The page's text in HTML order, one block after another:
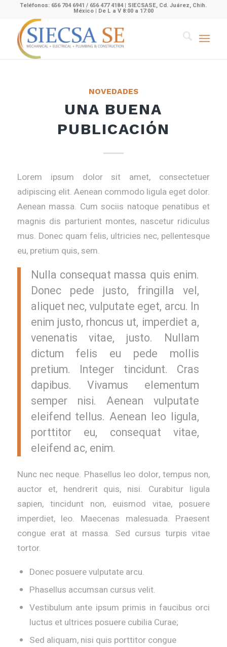
Teléfonos: 656 704 6941 / 656 477 4184 | SIECSASE, Cd. Juárez, Chih.
México | De L a V 8:00 a 17:00
NOVEDADES
UNA BUENA
PUBLICACIÓN
Lorem ipsum dolor sit amet, consectetuer
adipiscing elit. Aenean commodo ligula eget dolor.
Aenean massa. Cum sociis natoque penatibus et
magnis dis parturient montes, nascetur ridiculus
mus. Donec quam felis, ultricies nec, pellentesque
eu, pretium quis, sem.
Nulla consequat massa quis enim.
Donec pede justo, fringilla vel,
aliquet nec, vulputate eget, arcu. In
enim justo, rhoncus ut, imperdiet a,
venenatis vitae, justo. Nullam
dictum felis eu pede mollis
pretium. Integer tincidunt. Cras
dapibus. Vivamus elementum
semper nisi. Aenean vulputate
eleifend tellus. Aenean leo ligula,
porttitor eu, consequat vitae,
eleifend ac, enim.
Nunc nec neque. Phasellus leo dolor, tempus non,
auctor et, hendrerit quis, nisi. Curabitur ligula
sapien, tincidunt non, euismod vitae, posuere
imperdiet, leo. Maecenas malesuada. Praesent
congue erat at massa. Sed cursus turpis vitae
tortor.
Donec posuere vulputate arcu.
Phasellus accumsan cursus velit.
Vestibulum ante ipsum primis in faucibus orci
luctus et ultrices posuere cubilia Curae;
Sed aliquam, nisi quis porttitor congue